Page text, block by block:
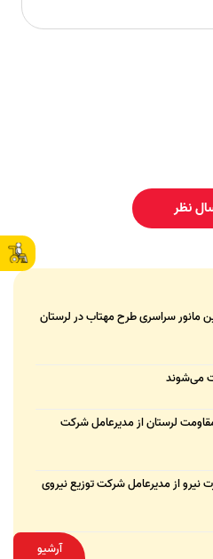
نظر
مانور سراسری طرح مهتاب در لرستان
می‌شوند
لرستان از مدیرعامل شرکت
نیرو از مدیرعامل شرکت توزیع نیروی
توزیع نیروی برق استان لرستان وآرشیو